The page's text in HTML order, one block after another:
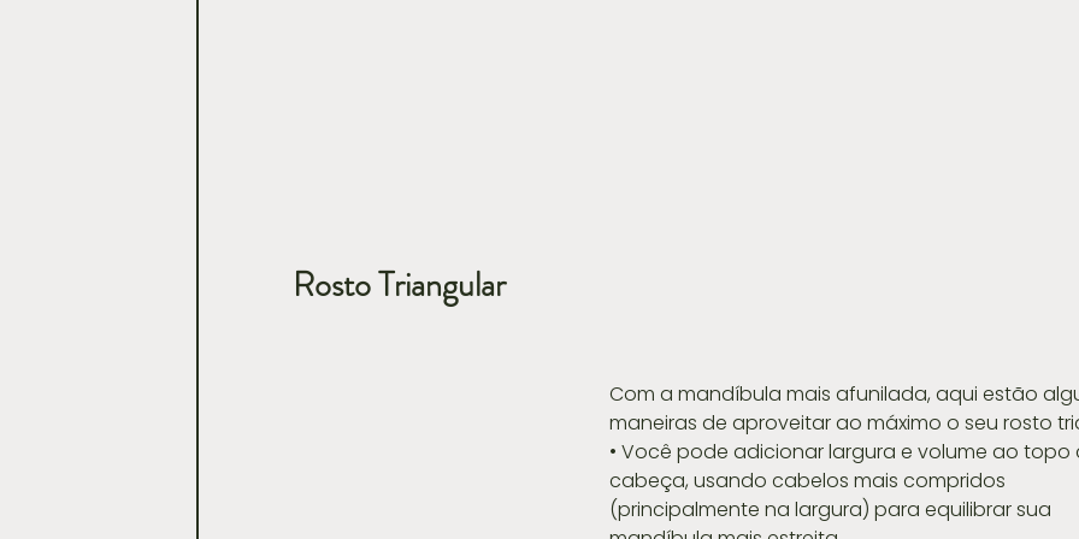
Rosto Triangular
Com a mandíbula mais afunilada, aqui estão
maneiras de aproveitar ao máximo o seu rosto
• Você pode adicionar largura e volume ao topo
cabeça, usando cabelos mais compridos
(principalmente na largura) para equilibrar sua